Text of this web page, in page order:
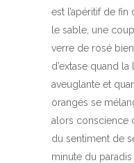
est l’apéritif de fin
le sable, une
verre de rosé
d’extase quand
aveuglante et
orangés se
alors conscience
du sentiment de
minute du